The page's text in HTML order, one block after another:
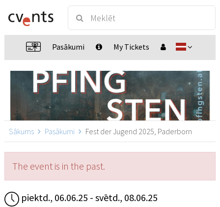
Pasākumi My Tickets
Sākums Pasākumi Fest der Jugend 2025, Paderborn
The event is in the past.
piektd., 06.06.25 - svētd., 08.06.25